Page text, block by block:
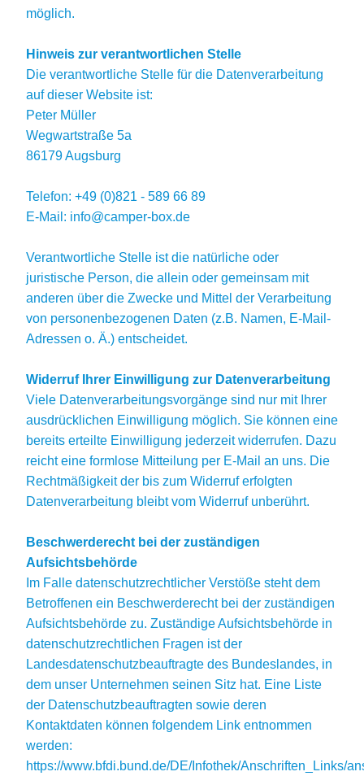
möglich.
Hinweis zur verantwortlichen Stelle
Die verantwortliche Stelle für die Datenverarbeitung
auf dieser Website ist:
Peter Müller
Wegwartstraße 5a
86179 Augsburg
Telefon: +49 (0)821 - 589 66 89
E-Mail: info@camper-box.de
Verantwortliche Stelle ist die natürliche oder
juristische Person, die allein oder gemeinsam mit
anderen über die Zwecke und Mittel der Verarbeitung
von personenbezogenen Daten (z.B. Namen, E-Mail-
Adressen o. Ä.) entscheidet.
Widerruf Ihrer Einwilligung zur Datenverarbeitung
Viele Datenverarbeitungsvorgänge sind nur mit Ihrer
ausdrücklichen Einwilligung möglich. Sie können eine
bereits erteilte Einwilligung jederzeit widerrufen. Dazu
reicht eine formlose Mitteilung per E-Mail an uns. Die
Rechtmäßigkeit der bis zum Widerruf erfolgten
Datenverarbeitung bleibt vom Widerruf unberührt.
Beschwerderecht bei der zuständigen
Aufsichtsbehörde
Im Falle datenschutzrechtlicher Verstöße steht dem
Betroffenen ein Beschwerderecht bei der zuständigen
Aufsichtsbehörde zu. Zuständige Aufsichtsbehörde in
datenschutzrechtlichen Fragen ist der
Landesdatenschutzbeauftragte des Bundeslandes, in
dem unser Unternehmen seinen Sitz hat. Eine Liste
der Datenschutzbeauftragten sowie deren
Kontaktdaten können folgendem Link entnommen
werden:
https://www.bfdi.bund.de/DE/Infothek/Anschriften_Links/